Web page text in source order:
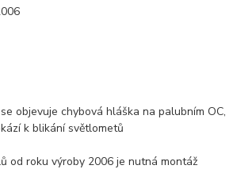
objevuje chybová hláška na palubním OC,
k blikání světlometů
od roku výroby 2006 je nutná montáž